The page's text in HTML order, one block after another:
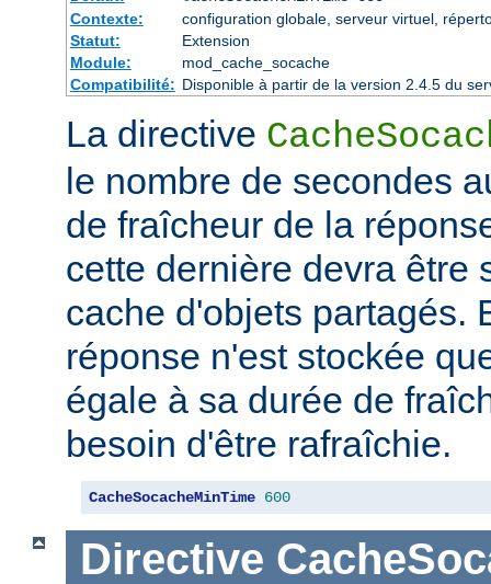
Contexte:
configuration globale, serveur virtuel,
Statut:
Extension
Module:
mod_cache_socache
Compatibilité: Disponible à partir de la version 2.4.5 du
La directive
le nombre de secondes
de fraîcheur de la
cette dernière devra être
cache d'objets partagés.
réponse n'est stockée
égale à sa durée de
besoin d'être rafraîchie.
CacheSocacheMinTime 600
Directive